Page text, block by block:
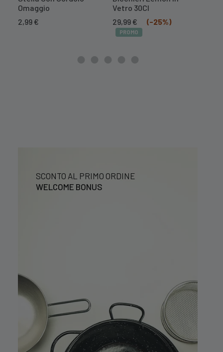
Omaggio
2,99€
Vetro 30Cl
Il
prezzo
originale
39,99 €.
29,99€
prezzo
(-25%)
PROMO
SCONTO AL PRIMO ORDINE
WELCOME BONUS